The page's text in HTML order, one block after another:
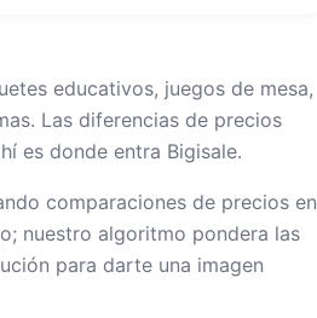
educativos, juegos de mesa,
Las diferencias de precios
es donde entra Bigisale.
comparaciones de precios en
nuestro algoritmo pondera las
para darte una imagen